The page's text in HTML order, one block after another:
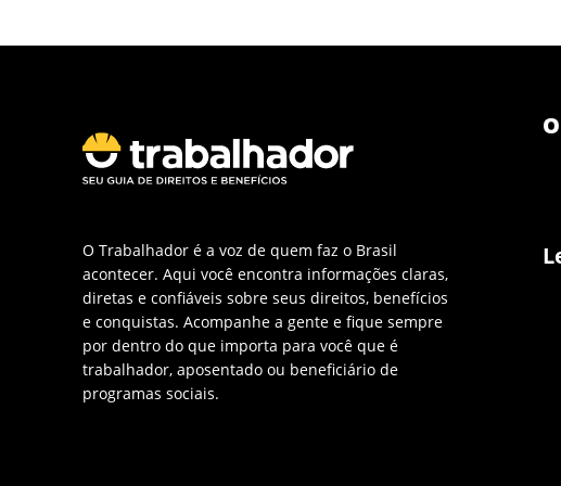
O Trabalhador é a voz de quem faz o Brasil
acontecer. Aqui você encontra informações claras,
diretas e confiáveis sobre seus direitos, benefícios
e conquistas. Acompanhe a gente e fique sempre
por dentro do que importa para você que é
trabalhador, aposentado ou beneficiário de
programas sociais.